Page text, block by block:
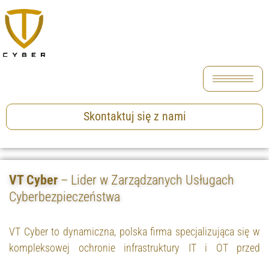
Skontaktuj się z nami
VT Cyber – Lider w Zarządzanych Usługach
Cyberbezpieczeństwa
VT Cyber to dynamiczna, polska firma specjalizująca się w
kompleksowej ochronie infrastruktury IT i OT przed